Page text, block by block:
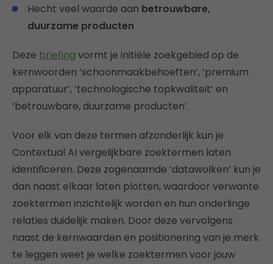
Hecht veel waarde aan betrouwbare,
duurzame producten
Deze briefing vormt je initiële zoekgebied op de
kernwoorden ‘schoonmaakbehoeften’, ‘premium
apparatuur’, ’technologische topkwaliteit’ en
‘betrouwbare, duurzame producten’.
Voor elk van deze termen afzonderlijk kun je
Contextual AI vergelijkbare zoektermen laten
identificeren. Deze zogenaamde ‘datawolken’ kun je
dan naast elkaar laten plotten, waardoor verwante
zoektermen inzichtelijk worden en hun onderlinge
relaties duidelijk maken. Door deze vervolgens
naast de kernwaarden en positionering van je merk
te leggen weet je welke zoektermen voor jouw